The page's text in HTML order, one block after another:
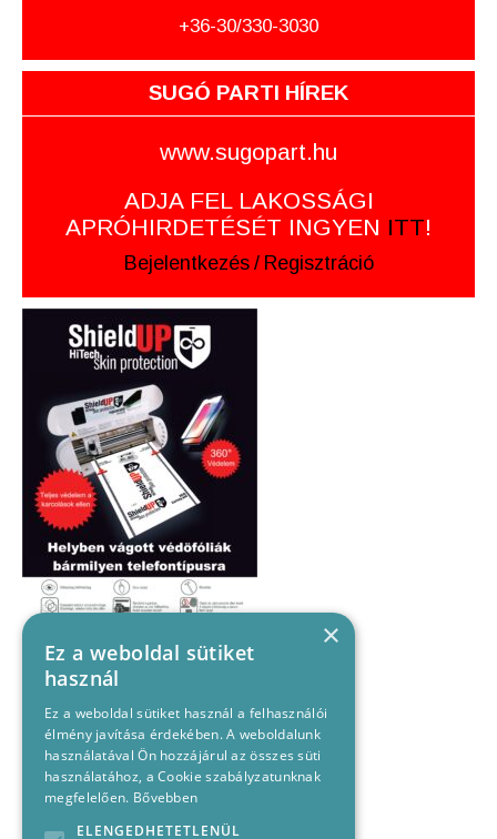
+36-30/330-3030
SUGÓ PARTI HÍREK
www.sugopart.hu
ADJA FEL LAKOSSÁGI
APRÓHIRDETÉSÉT INGYEN ITT!
Bejelentkezés / Regisztráció
×
Ez a weboldal sütiket
használ
Ez a weboldal sütiket használ a felhasználói
élmény javítása érdekében. A weboldalunk
használatával Ön hozzájárul az összes süti
használatához, a Cookie szabályzatunknak
megfelelően. Bővebben
ELENGEDHETETLENÜL